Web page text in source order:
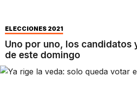
ELECCIONES 2021
Uno por uno, los candidatos
de este domingo